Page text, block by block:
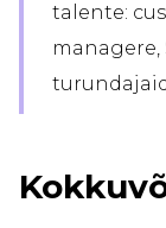
talente:
managere,